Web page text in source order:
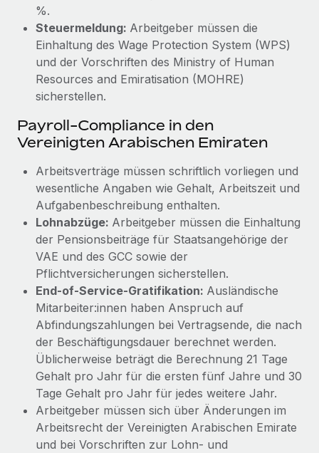
%.
Steuermeldung: Arbeitgeber müssen die
Einhaltung des Wage Protection System (WPS)
und der Vorschriften des Ministry of Human
Resources and Emiratisation (MOHRE)
sicherstellen.
Payroll-Compliance in den
Vereinigten Arabischen Emiraten
Arbeitsverträge müssen schriftlich vorliegen und
wesentliche Angaben wie Gehalt, Arbeitszeit und
Aufgabenbeschreibung enthalten.
Lohnabzüge: Arbeitgeber müssen die Einhaltung
der Pensionsbeiträge für Staatsangehörige der
VAE und des GCC sowie der
Pflichtversicherungen sicherstellen.
End-of-Service-Gratifikation: Ausländische
Mitarbeiter:innen haben Anspruch auf
Abfindungszahlungen bei Vertragsende, die nach
der Beschäftigungsdauer berechnet werden.
Üblicherweise beträgt die Berechnung 21 Tage
Gehalt pro Jahr für die ersten fünf Jahre und 30
Tage Gehalt pro Jahr für jedes weitere Jahr.
Arbeitgeber müssen sich über Änderungen im
Arbeitsrecht der Vereinigten Arabischen Emirate
und bei Vorschriften zur Lohn- und